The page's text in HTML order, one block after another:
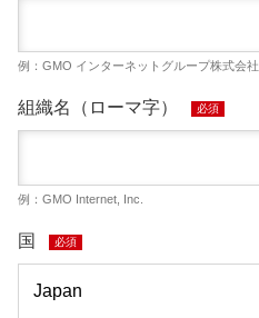
例：GMO インターネットグループ株式会社
組織名（ローマ字） 必須
例：GMO Internet, Inc.
国 必須